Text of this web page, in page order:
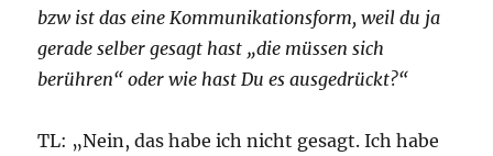
bzw ist das eine Kommunikationsform, weil du ja
gerade selber gesagt hast „die müssen sich
berühren“ oder wie hast Du es ausgedrückt?“
TL: „Nein, das habe ich nicht gesagt. Ich habe